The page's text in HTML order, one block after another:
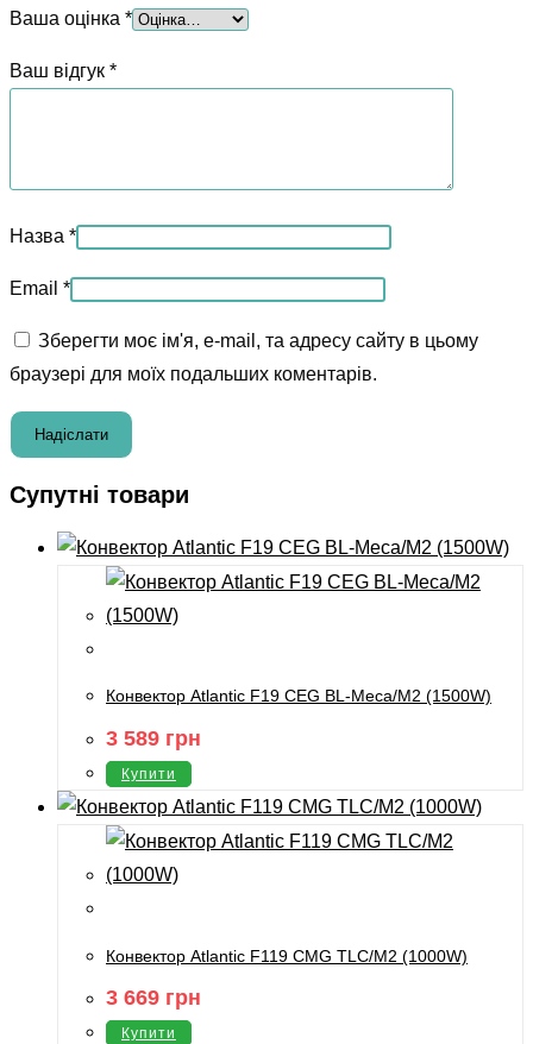
Ваша оцінка *
Ваш відгук *
Назва *
Email *
Зберегти моє ім'я, e-mail, та адресу сайту в цьому
браузері для моїх подальших коментарів.
Супутні товари
Конвектор Atlantic F19 CEG BL-Meca/M2 (1500W)
3 589 грн
Купити
Конвектор Atlantic F119 CMG TLC/M2 (1000W)
3 669 грн
Купити